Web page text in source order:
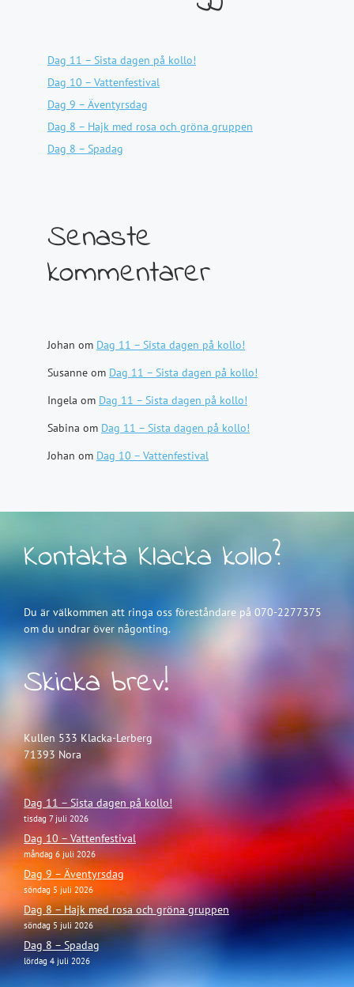
Dag 11 – Sista dagen på kollo!
Dag 10 – Vattenfestival
Dag 9 – Äventyrsdag
Dag 8 – Hajk med rosa och gröna gruppen
Dag 8 – Spadag
Senaste
kommentarer
Johan om Dag 11 – Sista dagen på kollo!
Susanne om Dag 11 – Sista dagen på kollo!
Ingela om Dag 11 – Sista dagen på kollo!
Sabina om Dag 11 – Sista dagen på kollo!
Johan om Dag 10 – Vattenfestival
Kontakta Klacka kollo?
Du är välkommen att ringa oss föreståndare på 070-2277375
om du undrar över någonting.
Skicka brev!
Kullen 533 Klacka-Lerberg
71393 Nora
Dag 11 – Sista dagen på kollo!
tisdag 7 juli 2026
Dag 10 – Vattenfestival
måndag 6 juli 2026
Dag 9 – Äventyrsdag
söndag 5 juli 2026
Dag 8 – Hajk med rosa och gröna gruppen
söndag 5 juli 2026
Dag 8 – Spadag
lördag 4 juli 2026